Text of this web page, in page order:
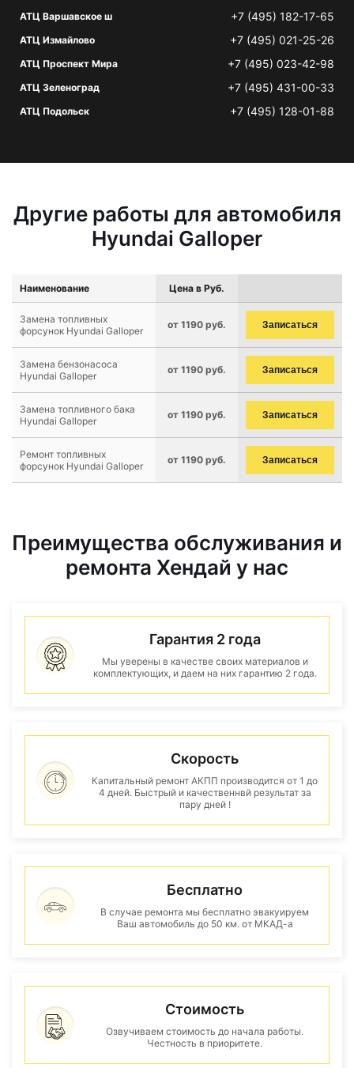
АТЦ Варшавское ш +7 (495) 182-17-65
АТЦ Измайлово +7 (495) 021-25-26
АТЦ Проспект Мира +7 (495) 023-42-98
АТЦ Зеленоград +7 (495) 431-00-33
АТЦ Подольск +7 (495) 128-01-88
Другие работы для автомобиля
Hyundai Galloper
Наименование Цена в Руб.
Замена топливных
форсунок Hyundai Galloper
от 1190 руб. Записаться
Замена бензонасоса
Hyundai Galloper
от 1190 руб. Записаться
Замена топливного бака
Hyundai Galloper
от 1190 руб. Записаться
Ремонт топливных
форсунок Hyundai Galloper
от 1190 руб. Записаться
Преимущества обслуживания и
ремонта Хендай у нас
Гарантия 2 года
Мы уверены в качестве своих материалов и
комплектующих, и даем на них гарантию 2 года.
Скорость
Капитальный ремонт АКПП производится от 1 до
4 дней. Быстрый и качественнвй результат за
пару дней !
Бесплатно
В случае ремонта мы бесплатно эвакуируем
Ваш автомобиль до 50 км. от МКАД-а
Стоимость
Озвучиваем стоимость до начала работы.
Честность в приоритете.